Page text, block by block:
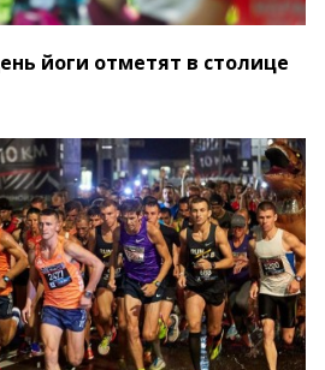
йоги отметят в столице